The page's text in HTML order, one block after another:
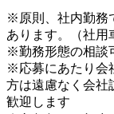
※原則、社内勤務
あります。（社用
※勤務形態の相談
※応募にあたり会
方は遠慮なく会社
歓迎します